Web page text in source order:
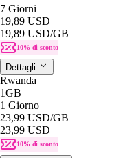
7 Giorni
19,89 USD
19,89 USD/GB
10% di sconto
Dettagli
Rwanda
1GB
1 Giorno
23,99 USD/GB
23,99 USD
10% di sconto